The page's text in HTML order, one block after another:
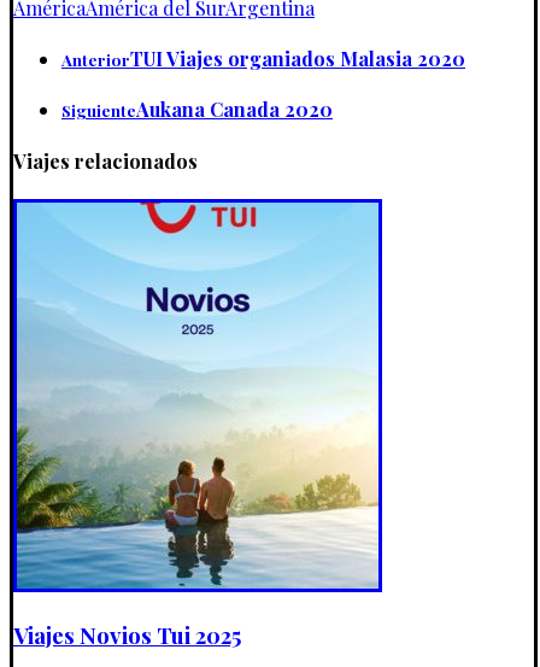
AméricaAmérica del SurArgentina
AnteriorTUI Viajes organiados Malasia 2020
SiguienteAukana Canada 2020
Viajes relacionados
Viajes Novios Tui 2025